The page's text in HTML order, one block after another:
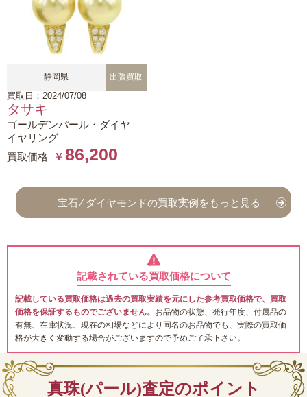
静岡県 出張買取
買取日：2024/07/08
タサキ
ゴールデンパール・ダイヤ
イヤリング
買取価格
￥ 86,200
宝石 ⁄ ダイヤモンドの買取実例をもっと見る
記載されている買取価格について
記載している買取価格は過去の買取実績を元にした参考買取価格で、買取
価格を保証するものでございません。 お品物の状態、発行年度、付属品の
有無、在庫状況、現在の相場などにより同名のお品物でも、実際の買取価
格が大きく変動する場合がございますので予めご了承下さい。
真珠(パール)査定のポイント